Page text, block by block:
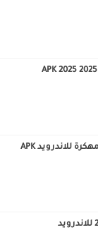
تنزيل لعبه Ludo King™ مهكرة للاندرويد APK 2025 2025
تنزيل لعبه Dream League Soccer 2024 مهكرة للاندرويد APK